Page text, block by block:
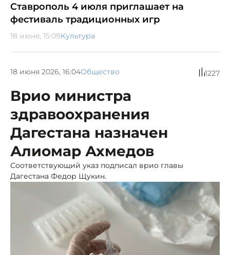
Ставрополь 4 июля приглашает на
фестиваль традиционных игр
18 июня, 15:09Культура
18 июня 2026, 16:04Общество 1227
Врио министра
здравоохранения
Дагестана назначен
Алиомар Ахмедов
Соответствующий указ подписал врио главы
Дагестана Федор Щукин.